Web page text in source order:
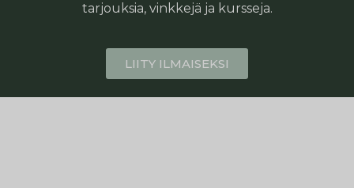
tarjouksia, vinkkejä ja kursseja.
LIITY ILMAISEKSI